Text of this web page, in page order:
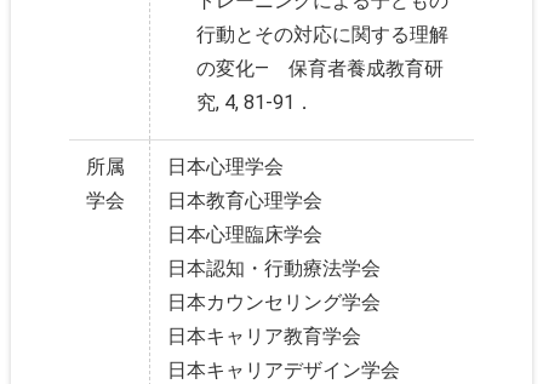
行動とその対応に関する理解
の変化― 保育者養成教育研
究, 4, 81-91．
所属
学会
日本心理学会
日本教育心理学会
日本心理臨床学会
日本認知・行動療法学会
日本カウンセリング学会
日本キャリア教育学会
日本キャリアデザイン学会